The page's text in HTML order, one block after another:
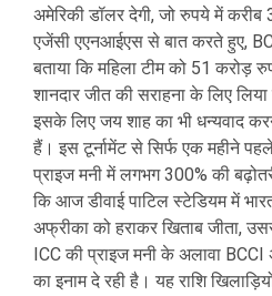
अमेरिकी डॉलर देगी, जो रुपये में
एजेंसी एएनआईएस से बात करते हुए,
बताया कि महिला टीम को 51 करोड़
शानदार जीत की सराहना के लिए
इसके लिए जय शाह का भी धन्यवाद
हैं। इस टूर्नामेंट से सिर्फ एक महीने
प्राइज मनी में लगभग 300% की
कि आज डीवाई पाटिल स्टेडियम में
अफ्रीका को हराकर खिताब जीता,
ICC की प्राइज मनी के अलावा
का इनाम दे रही है। यह राशि